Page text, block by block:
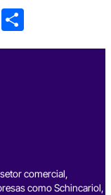
S
h
comercial,
como Schincariol,